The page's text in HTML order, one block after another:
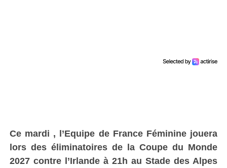
Ce mardi , l’Equipe de France Féminine jouera
lors des éliminatoires de la Coupe du Monde
2027 contre l’Irlande à 21h auStade des Alpes